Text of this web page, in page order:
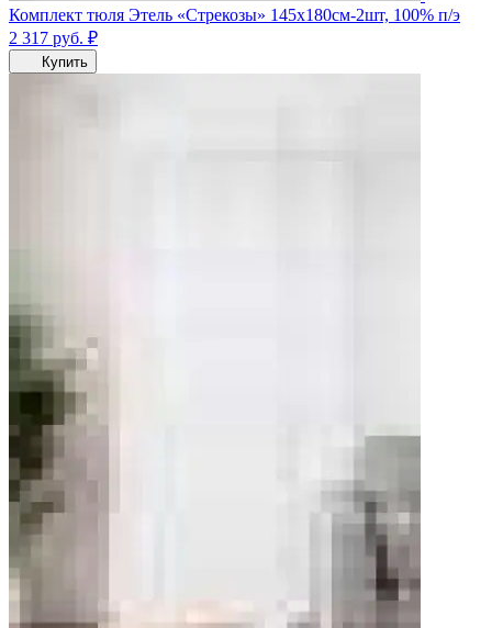
Комплект тюля Этель «Стрекозы» 145х180см-2шт, 100% п/э
2 317 руб. ₽
Купить